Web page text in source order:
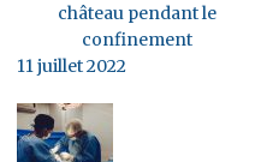
château pendant le
confinement
11 juillet 2022